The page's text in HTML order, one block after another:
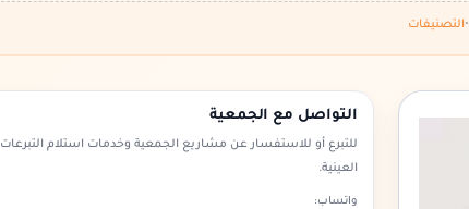
•التصنيفات
التواصل مع الجمعية
للتبرع أو للاستفسار عن مشاريع الجمعية وخدمات استلام التبرعات
العينية.
واتساب: